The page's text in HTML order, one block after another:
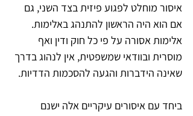
איסור מוחלט לפגוע פיזית בצד השני, גם
אם הוא היה הראשון להתנהג באלימות.
אלימות אסורה על פי כל חוק ודין ואף
מוסרית ובוודאי שמשפטית, אין לנהוג בדרך
שאינה הידברות והגעה להסכמות הדדיות.
ביחד עם איסורים עיקריים אלה ישנם